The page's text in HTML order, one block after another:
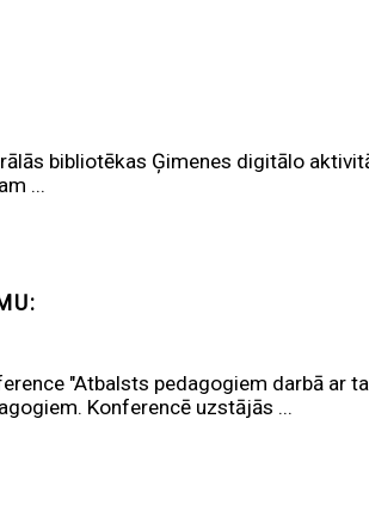
bibliotēkas Ģimenes digitālo
...
"Atbalsts pedagogiem darbā ar
Konferencē uzstājās ...